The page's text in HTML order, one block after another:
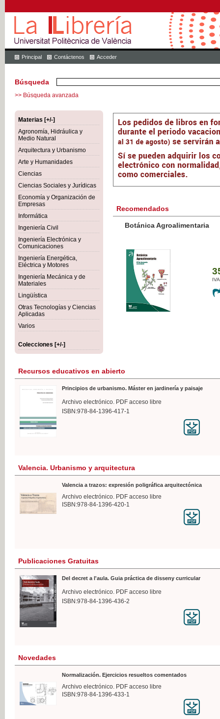
Principal Contáctenos Acceder
Búsqueda
>> Búsqueda avanzada
Materias [+/-]
Agronomía, Hidráulica y
Medio Natural
Arquitectura y Urbanismo
Arte y Humanidades
Ciencias
Ciencias Sociales y Jurídicas
Economía y Organización de
Empresas
Informática
Ingeniería Civil
Ingeniería Electrónica y
Comunicaciones
Ingeniería Energética,
Eléctrica y Motores
Ingeniería Mecánica y de
Materiales
Lingüística
Otras Tecnologías y Ciencias
Aplicadas
Varios
Colecciones [+/-]
Recomendados
Botánica Agroalimentaria
IVA
Recursos educativos en abierto
Principios de urbanismo. Máster en jardinería y paisaje
Archivo electrónico. PDF acceso libre
ISBN:978-84-1396-417-1
Valencia. Urbanismo y arquitectura
Valencia a trazos: expresión poligráfica arquitectónica
Archivo electrónico. PDF acceso libre
ISBN:978-84-1396-420-1
Publicaciones Gratuitas
Del decret a l'aula. Guia práctica de disseny curricular
Archivo electrónico. PDF acceso libre
ISBN:978-84-1396-436-2
Novedades
Normalización. Ejercicios resueltos comentados
Archivo electrónico. PDF acceso libre
ISBN:978-84-1396-433-1